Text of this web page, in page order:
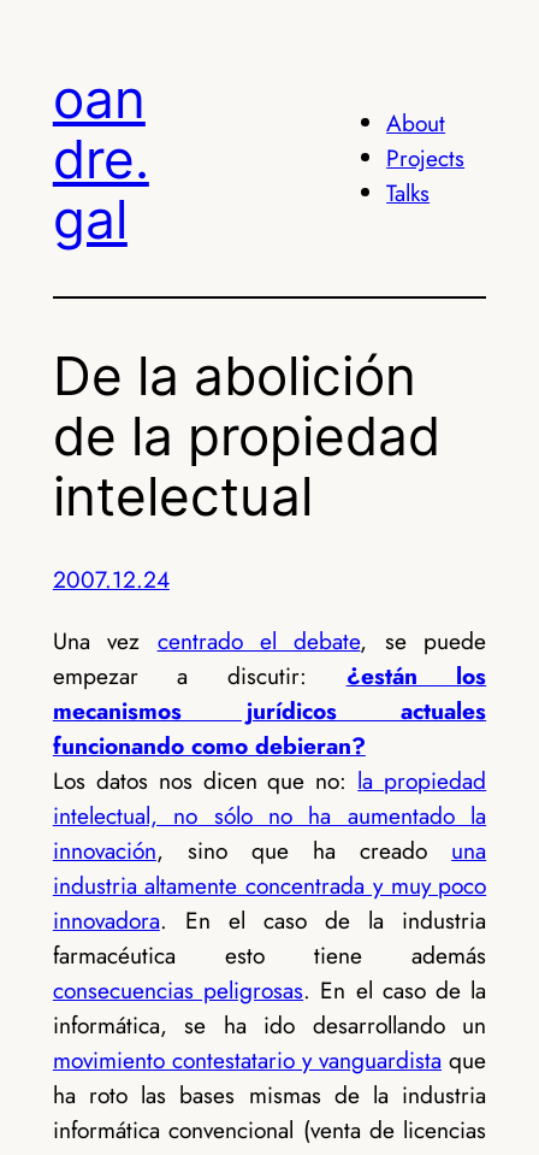
contentoan
dre.
gal
About
Projects
Talks
De la abolición
de la propiedad
intelectual
2007.12.24
Una vez centrado el debate, se puede
empezar a discutir: ¿están los
mecanismos jurídicos actuales
funcionando como debieran?
Los datos nos dicen que no: la propiedad
intelectual, no sólo no ha aumentado la
innovación, sino que ha creado una
industria altamente concentrada y muy poco
innovadora. En el caso de la industria
farmacéutica esto tiene además
consecuencias peligrosas. En el caso de la
informática, se ha ido desarrollando un
movimiento contestatario y vanguardista que
ha roto las bases mismas de la industria
informática convencional (venta de licencias